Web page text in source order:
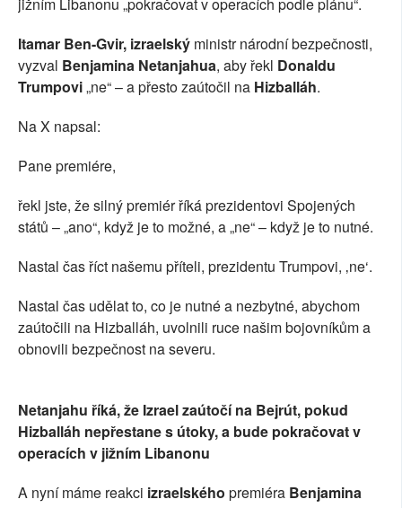
jižním Libanonu „pokračovat v operacích podle plánu“.
Itamar Ben-Gvir, izraelský ministr národní bezpečnosti,
vyzval Benjamina Netanjahua, aby řekl Donaldu
Trumpovi„ne“ – a přesto zaútočil na Hizballáh.
Na X napsal:
Pane premiére,
řekl jste, že silný premiér říká prezidentovi Spojených
států – „ano“, když je to možné, a „ne“ – když je to nutné.
Nastal čas říct našemu příteli, prezidentu Trumpovi, ‚ne‘.
Nastal čas udělat to, co je nutné a nezbytné, abychom
zaútočili na Hizballáh, uvolnili ruce našim bojovníkům a
obnovili bezpečnost na severu.
Netanjahu říká, že Izrael zaútočí na Bejrút, pokud
Hizballáh nepřestane s útoky, a bude pokračovat v
operacích v jižním Libanonu
A nyní máme reakci izraelského premiéra Benjamina